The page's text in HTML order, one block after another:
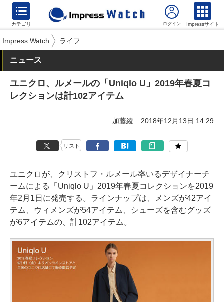
カテゴリ Impressサイト
Impress Watch ライフ
ニュース
ユニクロ、ルメールの「Uniqlo U」2019年春夏コ
レクションは計102アイテム
加藤綾 2018年12月13日 14:29
リスト
ユニクロが、クリストフ・ルメール率いるデザイナーチ
ームによる「Uniqlo U」2019年春夏コレクションを2019
年2月1日に発売する。ラインナップは、メンズが42アイ
テム、ウィメンズが54アイテム、シューズを含むグッズ
が6アイテムの、計102アイテム。